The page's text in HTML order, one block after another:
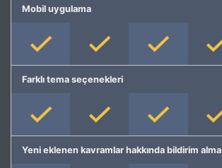
Mobil uygulama
Farklı tema seçenekleri
Yeni eklenen kavramlar hakkında bildirim alma